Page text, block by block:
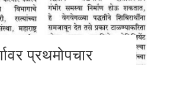
प्रथमोपचार